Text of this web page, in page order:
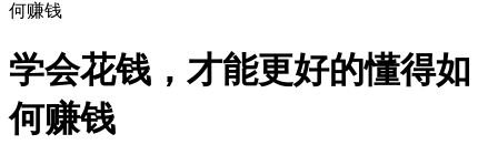
何赚钱
学会花钱，才能更好的懂得如
何赚钱